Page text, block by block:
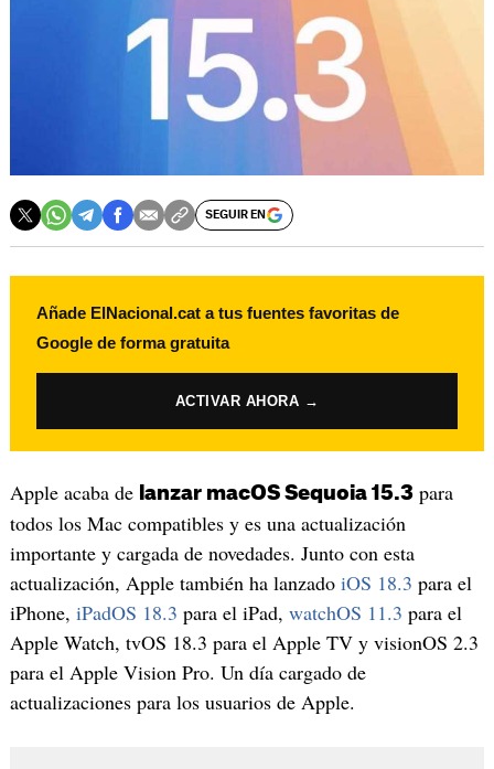
SEGUIR EN
Añade ElNacional.cat a tus fuentes favoritas de
Google de forma gratuita
ACTIVAR AHORA →
Apple acaba de lanzar macOS Sequoia 15.3para
todos los Mac compatibles y es una actualización
importante y cargada de novedades. Junto con esta
actualización, Apple también ha lanzado iOS 18.3 para el
iPhone, iPadOS 18.3 para el iPad, watchOS 11.3 para el
Apple Watch, tvOS 18.3 para el Apple TV y visionOS 2.3
para el Apple Vision Pro. Un día cargado de
actualizaciones para los usuarios de Apple.